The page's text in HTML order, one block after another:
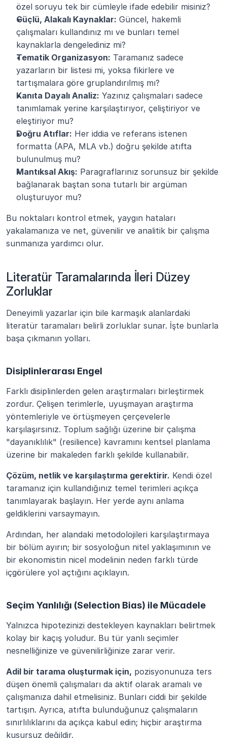
özel soruyu tek bir cümleyle ifade edebilir misiniz?
Güçlü, Alakalı Kaynaklar: Güncel, hakemli
çalışmaları kullandınız mı ve bunları temel
kaynaklarla dengelediniz mi?
Tematik Organizasyon: Taramanız sadece
yazarların bir listesi mi, yoksa fikirlere ve
tartışmalara göre gruplandırılmış mı?
Kanıta Dayalı Analiz: Yazınız çalışmaları sadece
tanımlamak yerine karşılaştırıyor, çeliştiriyor ve
eleştiriyor mu?
Doğru Atıflar: Her iddia ve referans istenen
formatta (APA, MLA vb.) doğru şekilde atıfta
bulunulmuş mu?
Mantıksal Akış: Paragraflarınız sorunsuz bir şekilde
bağlanarak baştan sona tutarlı bir argüman
oluşturuyor mu?
Bu noktaları kontrol etmek, yaygın hataları
yakalamanıza ve net, güvenilir ve analitik bir çalışma
sunmanıza yardımcı olur.
Literatür Taramalarında İleri Düzey
Zorluklar
Deneyimli yazarlar için bile karmaşık alanlardaki
literatür taramaları belirli zorluklar sunar. İşte bunlarla
başa çıkmanın yolları.
Disiplinlerarası Engel
Farklı disiplinlerden gelen araştırmaları birleştirmek
zordur. Çelişen terimlerle, uyuşmayan araştırma
yöntemleriyle ve örtüşmeyen çerçevelerle
karşılaşırsınız. Toplum sağlığı üzerine bir çalışma
"dayanıklılık" (resilience) kavramını kentsel planlama
üzerine bir makaleden farklı şekilde kullanabilir.
Çözüm, netlik ve karşılaştırma gerektirir. Kendi özel
taramanız için kullandığınız temel terimleri açıkça
tanımlayarak başlayın. Her yerde aynı anlama
geldiklerini varsaymayın.
Ardından, her alandaki metodolojileri karşılaştırmaya
bir bölüm ayırın; bir sosyoloğun nitel yaklaşımının ve
bir ekonomistin nicel modelinin neden farklı türde
içgörülere yol açtığını açıklayın.
Seçim Yanlılığı (Selection Bias) ile Mücadele
Yalnızca hipotezinizi destekleyen kaynakları belirtmek
kolay bir kaçış yoludur. Bu tür yanlı seçimler
nesnelliğinize ve güvenilirliğinize zarar verir.
Adil bir tarama oluşturmak için, pozisyonunuza ters
düşen önemli çalışmaları da aktif olarak aramalı ve
çalışmanıza dahil etmelisiniz. Bunları ciddi bir şekilde
tartışın. Ayrıca, atıfta bulunduğunuz çalışmaların
sınırlılıklarını da açıkça kabul edin; hiçbir araştırma
kusursuz değildir.